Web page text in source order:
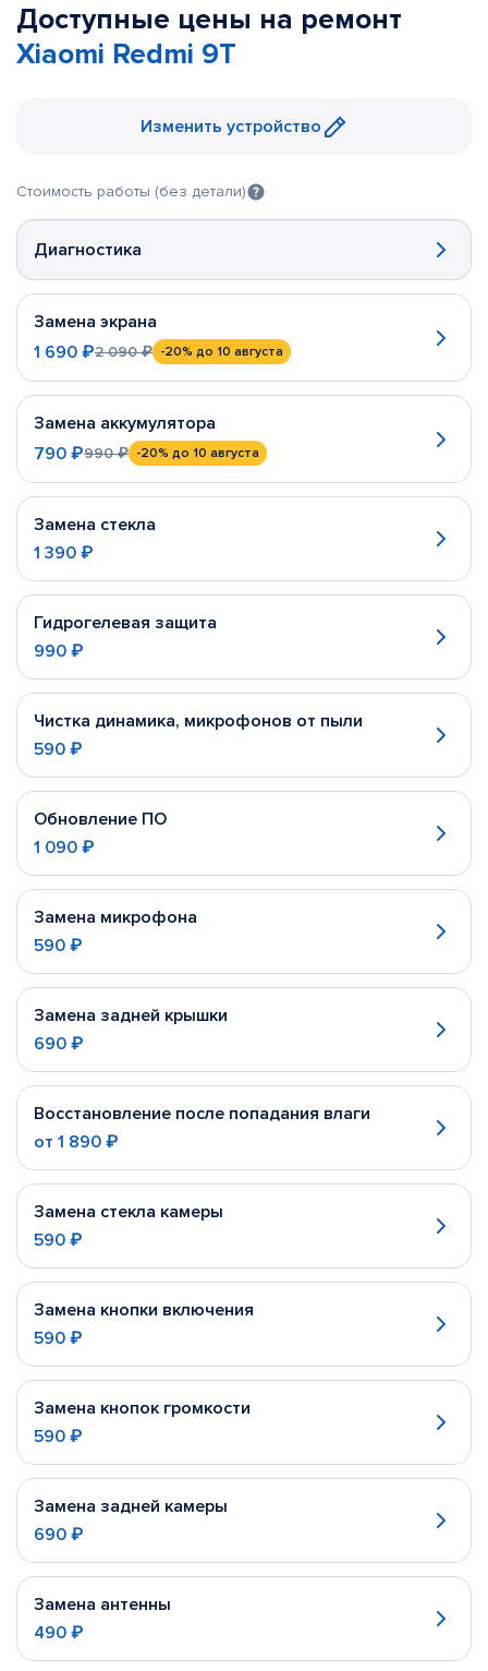
Доступные цены на ремонт
Xiaomi Redmi 9T
Изменить устройство
Стоимость работы (без детали)
Диагностика
Замена экрана
1 690 ₽2 090 ₽ -20% до 10 августа
Замена аккумулятора
790 ₽990 ₽ -20% до 10 августа
Замена стекла
1 390 ₽
Гидрогелевая защита
990 ₽
Чистка динамика, микрофонов от пыли
590 ₽
Обновление ПО
1 090 ₽
Замена микрофона
590 ₽
Замена задней крышки
690 ₽
Восстановление после попадания влаги
от 1 890 ₽
Замена стекла камеры
590 ₽
Замена кнопки включения
590 ₽
Замена кнопок громкости
590 ₽
Замена задней камеры
690 ₽
Замена антенны
490 ₽